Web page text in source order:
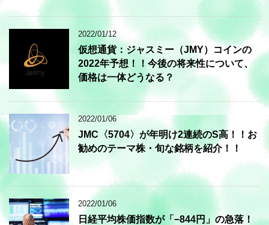
2022/01/12
仮想通貨：ジャスミー（JMY）コインの
2022年予想！！今後の将来性について、
価格は一体どうなる？
2022/01/06
JMC〈5704〉が年明け2連続のS高！！お
勧めのテーマ株・旬な銘柄を紹介！！
2022/01/06
日経平均株価指数が「−844円」の急落！